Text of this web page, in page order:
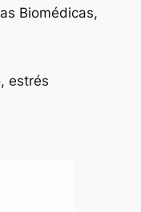
Biomédicas,
estrés